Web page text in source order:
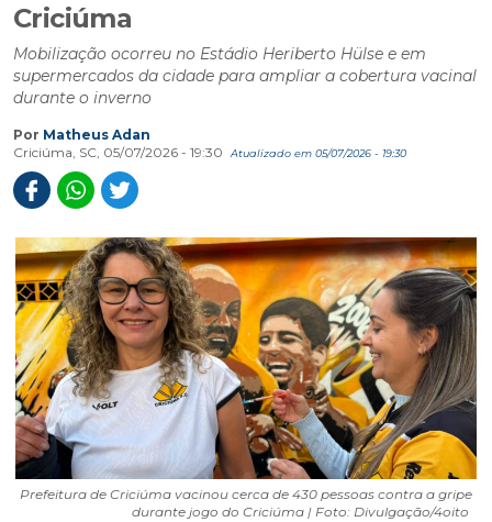
Criciúma
Mobilização ocorreu no Estádio Heriberto Hülse e em
supermercados da cidade para ampliar a cobertura vacinal
durante o inverno
Por Matheus Adan
Criciúma, SC, 05/07/2026 - 19:30
Atualizado em 05/07/2026 - 19:30
Prefeitura de Criciúma vacinou cerca de 430 pessoas contra a gripe
durante jogo do Criciúma | Foto: Divulgação/4oito